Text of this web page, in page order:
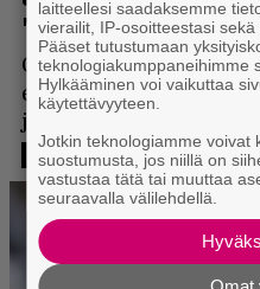
laitteellesi saadaksemme
vierailit, IP-osoitteestasi sekä
Pääset tutustumaan
teknologiakumppaneihimme
Hylkääminen voi vaikuttaa
käytettävyyteen.
Jotkin teknologiamme voivat
suostumusta, jos niillä on
vastustaa tätä tai muuttaa
seuraavalla välilehdellä.